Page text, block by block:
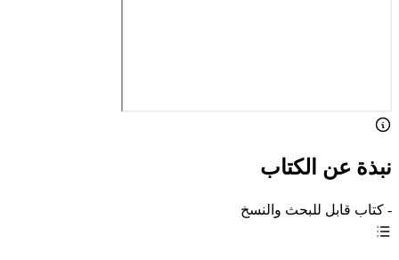
نبذة عن الكتاب
- كتاب قابل للبحث والنسخ